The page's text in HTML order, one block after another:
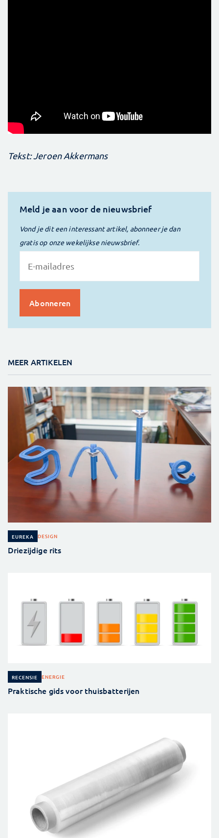
Tekst: Jeroen Akkermans
Meld je aan voor de nieuwsbrief
Vond je dit een interessant artikel, abonneer je dan
gratis op onze wekelijkse nieuwsbrief.
MEER ARTIKELEN
EUREKA DESIGN
Driezijdige rits
RECENSIE ENERGIE
Praktische gids voor thuisbatterijen